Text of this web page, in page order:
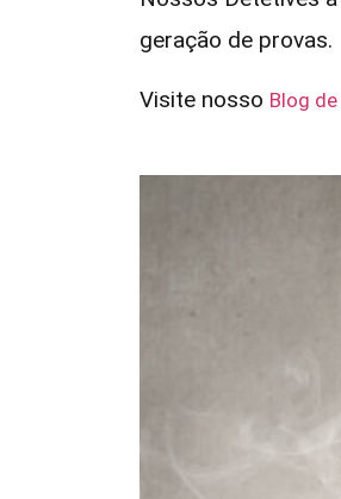
geração de provas.
Visite nosso Blog